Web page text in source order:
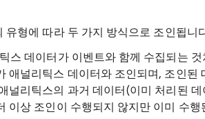
유형에 따라 두 가지 방식으로 조인됩니
스 데이터가 이벤트와 함께 수집되는
애널리틱스 데이터와 조인되며, 조인된
널리틱스의 과거 데이터(이미 처리된
이상 조인이 수행되지 않지만 이미 수